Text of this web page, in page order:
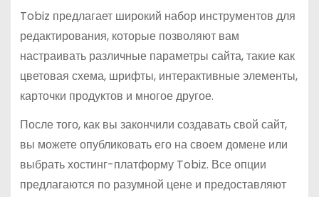
Tobiz предлагает широкий набор инструментов для
редактирования, которые позволяют вам
настраивать различные параметры сайта, такие как
цветовая схема, шрифты, интерактивные элементы,
карточки продуктов и многое другое.
После того, как вы закончили создавать свой сайт,
вы можете опубликовать его на своем домене или
выбрать хостинг-платформу Tobiz. Все опции
предлагаются по разумной цене и предоставляют